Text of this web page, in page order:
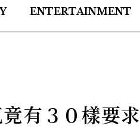
ENTERTAINMENT
有３０樣要